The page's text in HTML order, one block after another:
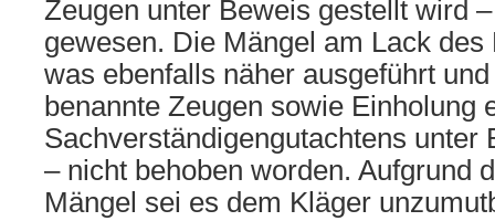
Zeugen unter Beweis gestellt wird
gewesen. Die Mängel am Lack
was ebenfalls näher ausgeführt
benannte Zeugen sowie Einholung
Sachverständigengutachtens unter
– nicht behoben worden. Aufgrund
Mängel sei es dem Kläger